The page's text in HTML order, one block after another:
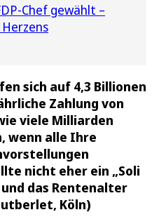
Chef gewählt –
sich auf 4,3 Billionen
Zahlung von
viele Milliarden
wenn alle Ihre
nicht eher ein „Soli
das Rentenalter
Köln)